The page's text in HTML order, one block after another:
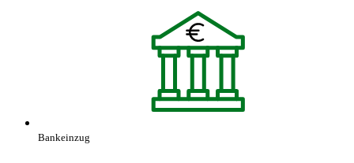
Bankeinzug